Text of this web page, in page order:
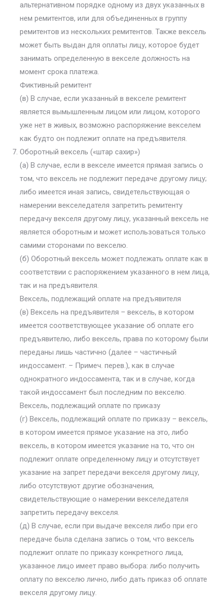
альтернативном порядке одному из двух указанных в
нем ремитентов, или для объединенных в группу
ремитентов из нескольких ремитентов. Также вексель
может быть выдан для оплаты лицу, которое будет
занимать определенную в векселе должность на
момент срока платежа.
Фиктивный ремитент
(в) В случае, если указанный в векселе ремитент
является вымышленным лицом или лицом, которого
уже нет в живых, возможно распоряжение векселем
как будто он подлежит оплате на предъявителя.
Оборотный вексель («штар сахир»)
(а) В случае, если в векселе имеется прямая запись о
том, что вексель не подлежит передаче другому лицу;
либо имеется иная запись, свидетельствующая о
намерении векселедателя запретить ремитенту
передачу векселя другому лицу, указанный вексель не
является оборотным и может использоваться только
самими сторонами по векселю.
(б) Оборотный вексель может подлежать оплате как в
соответствии с распоряжением указанного в нем лица,
так и на предъявителя.
Вексель, подлежащий оплате на предъявителя
(в) Вексель на предъявителя – вексель, в котором
имеется соответствующее указание об оплате его
предъявителю, либо вексель, права по которому были
переданы лишь частично (далее – частичный
индоссамент. – Примеч. перев.), как в случае
однократного индоссамента, так и в случае, когда
такой индоссамент был последним по векселю.
Вексель, подлежащий оплате по приказу
(г) Вексель, подлежащий оплате по приказу – вексель,
в котором имеется прямое указание на это, либо
вексель, в котором имеется указание на то, что он
подлежит оплате определенному лицу и отсутствует
указание на запрет передачи векселя другому лицу,
либо отсутствуют другие обозначения,
свидетельствующие о намерении векселедателя
запретить передачу векселя.
(д) В случае, если при выдаче векселя либо при его
передаче была сделана запись о том, что вексель
подлежит оплате по приказу конкретного лица,
указанное лицо имеет право выбора: либо получить
оплату по векселю лично, либо дать приказ об оплате
векселя другому лицу.